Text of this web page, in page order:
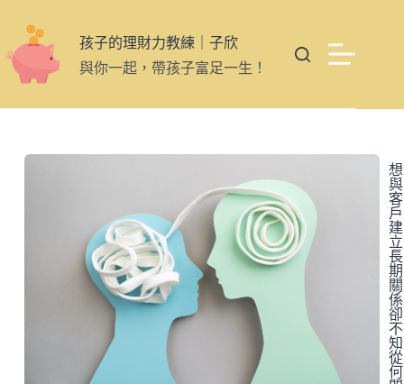
孩子的理財力教練｜子欣
與你一起，帶孩子富足一生！
想
與
客
戶
建
立
長
期
關
係
卻
不
知
從
何